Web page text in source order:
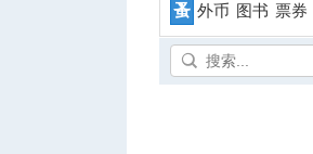
蚤 外币
图书 票券